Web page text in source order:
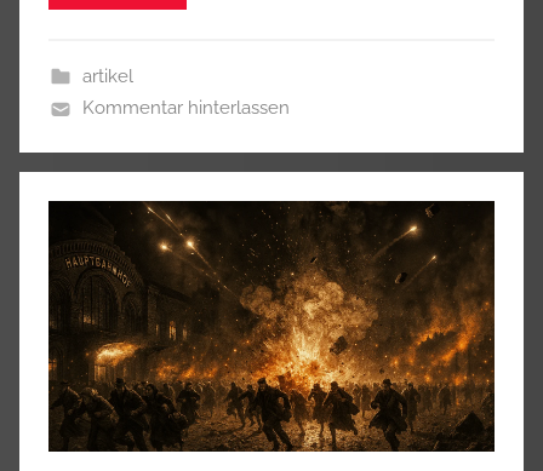
artikel
Kommentar hinterlassen